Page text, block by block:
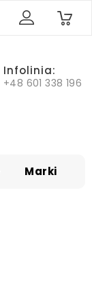
0
Infolinia:
+48 601 338 196
Marki